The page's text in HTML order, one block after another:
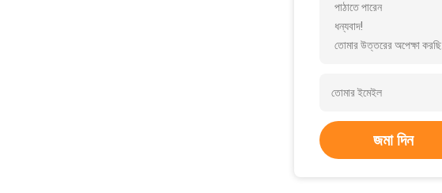
পাঠাতে পারেন
ধন্যবাদ!
তোমার উত্তরের অপেক্ষা করছি.
জমা দিন